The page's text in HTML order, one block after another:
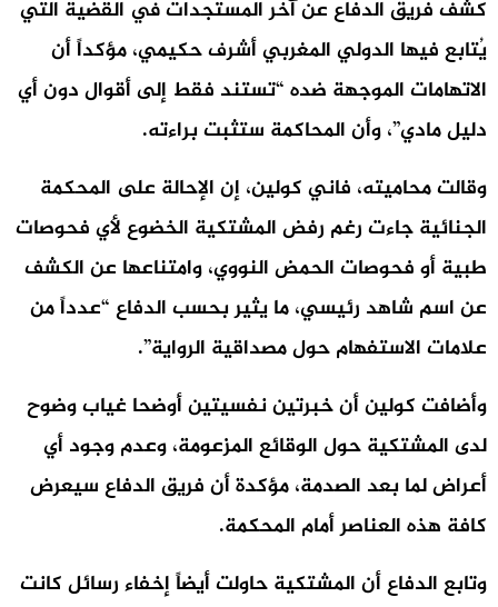
كشف فريق الدفاع عن آخر المستجدات في القضية التي
يُتابع فيها الدولي المغربي أشرف حكيمي، مؤكداً أن
الاتهامات الموجهة ضده “تستند فقط إلى أقوال دون أي
دليل مادي”، وأن المحاكمة ستثبت براءته.
وقالت محاميته، فاني كولين، إن الإحالة على المحكمة
الجنائية جاءت رغم رفض المشتكية الخضوع لأي فحوصات
طبية أو فحوصات الحمض النووي، وامتناعها عن الكشف
عن اسم شاهد رئيسي، ما يثير بحسب الدفاع “عدداً من
علامات الاستفهام حول مصداقية الرواية”.
وأضافت كولين أن خبرتين نفسيتين أوضحا غياب وضوح
لدى المشتكية حول الوقائع المزعومة، وعدم وجود أي
أعراض لما بعد الصدمة، مؤكدة أن فريق الدفاع سيعرض
كافة هذه العناصر أمام المحكمة.
وتابع الدفاع أن المشتكية حاولت أيضاً إخفاء رسائل كانت